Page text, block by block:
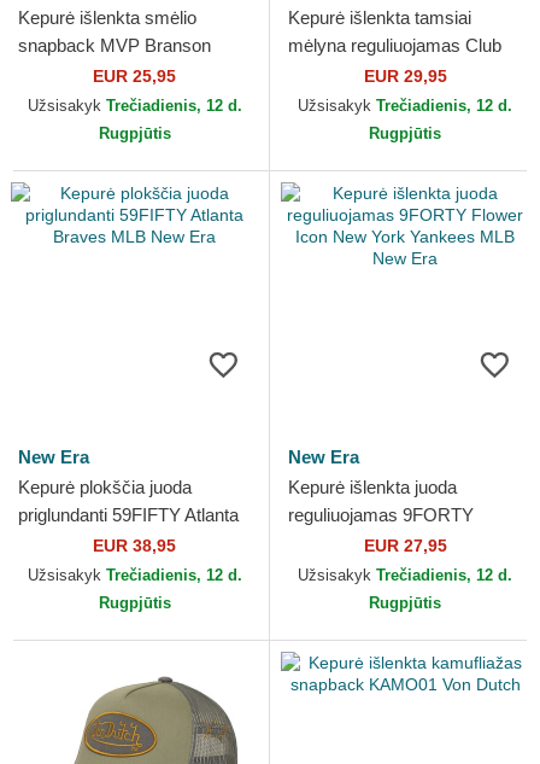
Kepurė išlenkta smėlio
snapback MVP Branson
New York Yankees MLB 47
Brand
EUR 25,95
Užsisakyk Trečiadienis, 12 d.
Rugpjūtis
Kepurė išlenkta tamsiai
mėlyna reguliuojamas Club
Structured UV Poly Ripstop
New York Yankees MLB...
EUR 29,95
Užsisakyk Trečiadienis, 12 d.
Rugpjūtis
New Era
Kepurė plokščia juoda
priglundanti 59FIFTY Atlanta
Braves MLB New Era
EUR 38,95
Užsisakyk Trečiadienis, 12 d.
Rugpjūtis
New Era
Kepurė išlenkta juoda
reguliuojamas 9FORTY
Flower Icon New York
Yankees MLB New Era
EUR 27,95
Užsisakyk Trečiadienis, 12 d.
Rugpjūtis